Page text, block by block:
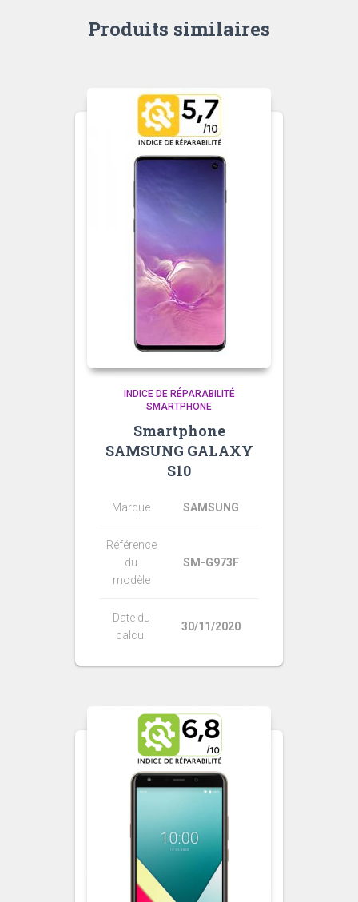
Produits similaires
INDICE DE RÉPARABILITÉ
SMARTPHONE
Smartphone
SAMSUNG GALAXY
S10
Marque SAMSUNG
Référence
du
modèle
SM-G973F
Date du
calcul
30/11/2020